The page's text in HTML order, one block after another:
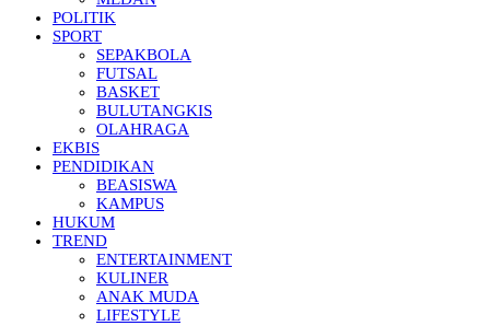
POLITIK
SPORT
SEPAKBOLA
FUTSAL
BASKET
BULUTANGKIS
OLAHRAGA
EKBIS
PENDIDIKAN
BEASISWA
KAMPUS
HUKUM
TREND
ENTERTAINMENT
KULINER
ANAK MUDA
LIFESTYLE